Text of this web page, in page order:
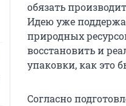
обязать
Идею уже
природных
восстановить и
упаковки, как это
Согласно